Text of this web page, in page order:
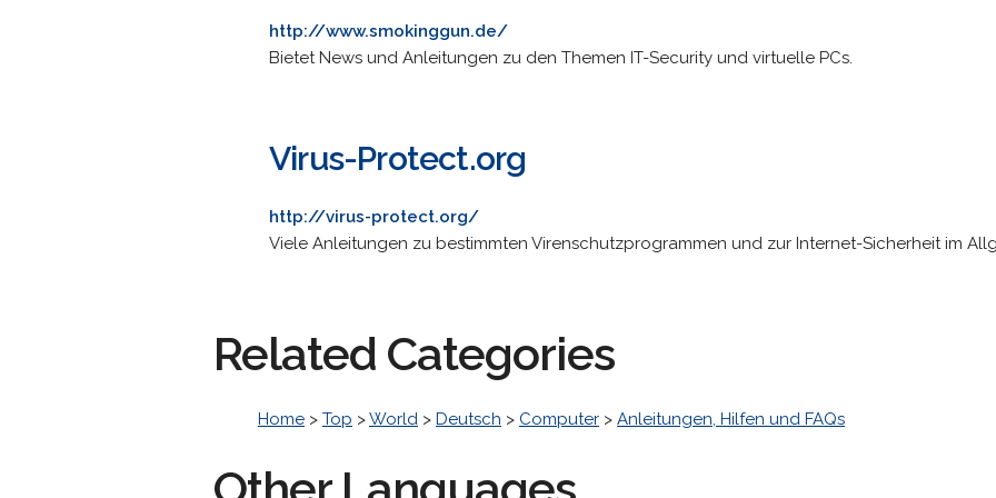
http://www.smokinggun.de/
Bietet News und Anleitungen zu den Themen IT-Security und virtuelle PCs.
Virus-Protect.org
http://virus-protect.org/
Viele Anleitungen zu bestimmten Virenschutzprogrammen und zur Internet-Sicherheit im
Related Categories
Home > Top >World > Deutsch > Computer > Anleitungen, Hilfen und FAQs